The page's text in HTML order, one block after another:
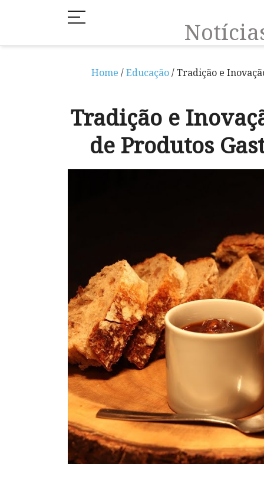
Home /Educação/ Tradição e
Tradição e
de Produtos